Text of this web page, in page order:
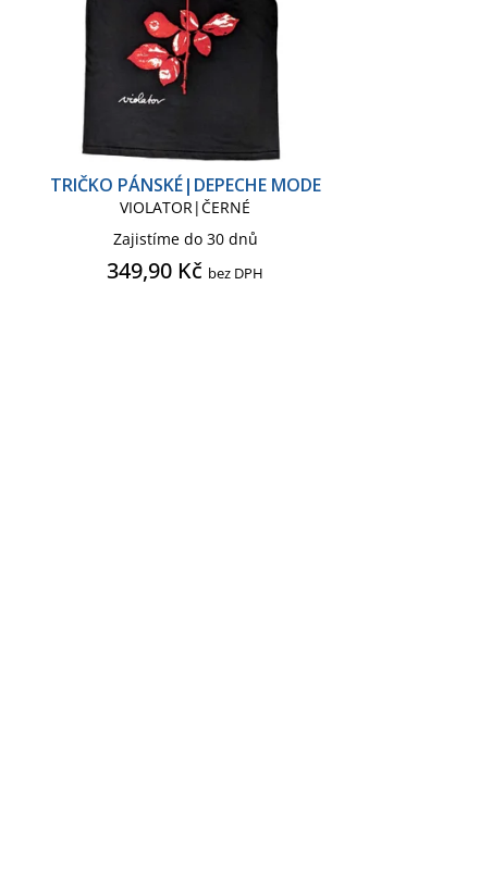
TRIČKO PÁNSKÉ|DEPECHE MODE
VIOLATOR|ČERNÉ
Zajistíme do 30 dnů
349,90 Kč bez DPH